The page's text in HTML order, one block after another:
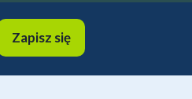
Zapisz się